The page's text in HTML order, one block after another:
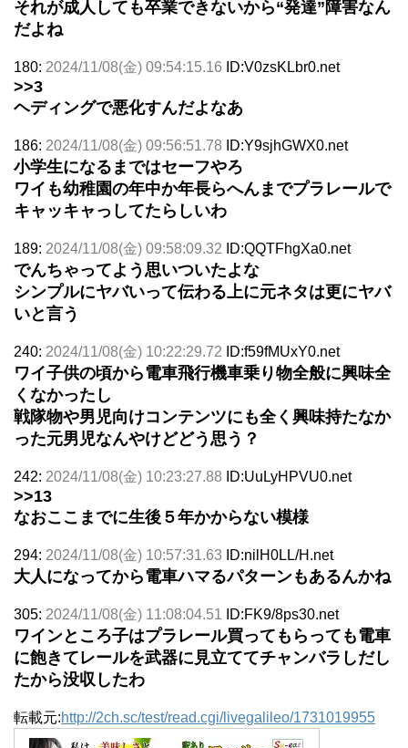
それが成人しても卒業できないから“発達”障害なん
だよね
180: 2024/11/08(金) 09:54:15.16 ID:V0zsKLbr0.net
>>3
ヘディングで悪化すんだよなあ
186: 2024/11/08(金) 09:56:51.78 ID:Y9sjhGWX0.net
小学生になるまではセーフやろ
ワイも幼稚園の年中か年長らへんまでプラレールで
キャッキャっしてたらしいわ
189: 2024/11/08(金) 09:58:09.32 ID:QQTFhgXa0.net
でんちゃってよう思いついたよな
シンプルにヤバいって伝わる上に元ネタは更にヤバ
いと言う
240: 2024/11/08(金) 10:22:29.72 ID:f59fMUxY0.net
ワイ子供の頃から電車飛行機車乗り物全般に興味全
くなかったし
戦隊物や男児向けコンテンツにも全く興味持たなか
った元男児なんやけどどう思う？
242: 2024/11/08(金) 10:23:27.88 ID:UuLyHPVU0.net
>>13
なおここまでに生後５年かからない模様
294: 2024/11/08(金) 10:57:31.63 ID:nilH0LL/H.net
大人になってから電車ハマるパターンもあるんかね
305: 2024/11/08(金) 11:08:04.51 ID:FK9/8ps30.net
ワインところ子はプラレール買ってもらっても電車
に飽きてレールを武器に見立ててチャンバラしだし
たから没収したわ
転載元:http://2ch.sc/test/read.cgi/livegalileo/1731019955